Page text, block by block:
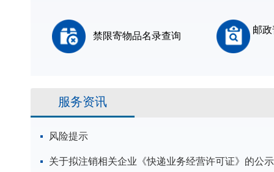
禁限寄物品名录查询
邮
服务资讯
风险提示
关于拟注销相关企业《快递业务经营许可证》的公示